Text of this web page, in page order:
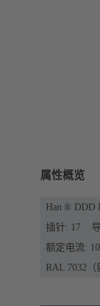
属性概览
Han ® DDD
插针: 17
额定电流:
RAL 7032（